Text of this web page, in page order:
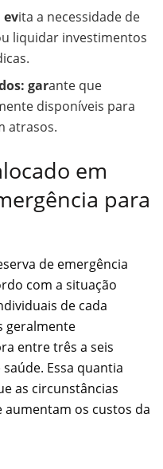
evita a necessidade de
liquidar investimentos
garante que
disponíveis para
atrasos.
em
para
de emergência
com a situação
de cada
geralmente
entre três a seis
Essa quantia
as circunstâncias
os custos da